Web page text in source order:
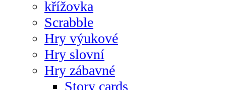
křížovka
Scrabble
Hry výukové
Hry slovní
Hry zábavné
Story cards